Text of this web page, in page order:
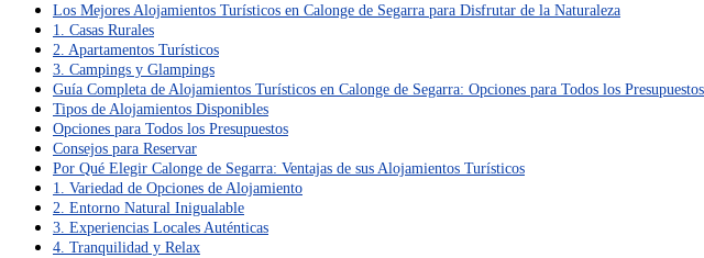
Los Mejores Alojamientos Turísticos en Calonge de Segarra para Disfrutar de la Naturaleza
1. Casas Rurales
2. Apartamentos Turísticos
3. Campings y Glampings
Guía Completa de Alojamientos Turísticos en Calonge de Segarra: Opciones para Todos los Presupuestos
Tipos de Alojamientos Disponibles
Opciones para Todos los Presupuestos
Consejos para Reservar
Por Qué Elegir Calonge de Segarra: Ventajas de sus Alojamientos Turísticos
1. Variedad de Opciones de Alojamiento
2. Entorno Natural Inigualable
3. Experiencias Locales Auténticas
4. Tranquilidad y Relax